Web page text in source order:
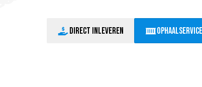
Direct inleveren Ophaalservice